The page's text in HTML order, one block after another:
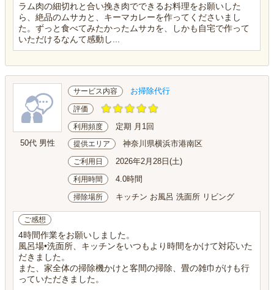
ラム肉の細切れと合い挽き肉でできるお料理をお願いした
ら、絶品のムサカと、キーマカレーを作ってくださいまし
た。ずっと食べてみたかったムサカを、しかも自宅で作って
いただけるなんて感動し...
50代 男性
サービス内容 お掃除代行
評価
利用頻度 定期 月1回
提供エリア 神奈川県横浜市港南区
ご利用日 2026年2月28日(土)
利用時間 4.0時間
掃除場所 キッチン お風呂 洗面所 リビング
ご感想
4時間作業をお願いしました。
風呂場•洗面所、キッチンをいつもより時間をかけて対応いた
だきました。
また、家全体の掃除機かけと客間の掃除、畳の雑巾がけも行
っていただきました。